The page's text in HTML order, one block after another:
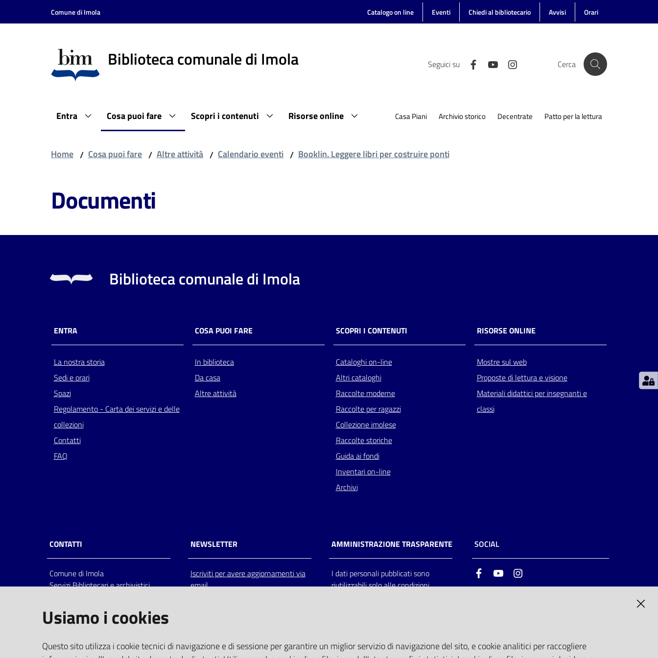
Vai al contenuto
Vai alla navigazione
Comune di Imola Catalogo on line Eventi Chiedi al bibliotecario Avvisi Orari
Biblioteca comunale di Imola Seguici su Cerca
Entra Cosa puoi fare Scopri i contenuti Risorse online Casa Piani Archivio storico Decentrate Patto per la lettura
Home / Cosa puoi fare / Altre attività / Calendario eventi / Booklin. Leggere libri per costruire ponti
Documenti
Biblioteca comunale di Imola
ENTRA
La nostra storia
Sedi e orari
Spazi
Regolamento - Carta dei servizi e delle
collezioni
Contatti
FAQ
COSA PUOI FARE
In biblioteca
Da casa
Altre attività
SCOPRI I CONTENUTI
Cataloghi on-line
Altri cataloghi
Raccolte moderne
Raccolte per ragazzi
Collezione imolese
Raccolte storiche
Guida ai fondi
Inventari on-line
Archivi
RISORSE ONLINE
Mostre sul web
Proposte di lettura e visione
Materiali didattici per insegnanti e
classi
CONTATTI
Comune di Imola
Servizi Bibliotecari e archivistici
Italia
centralino: tel 0542.6026.36 fax
bim@comune.imola.bo.it
PEC
NEWSLETTER
Iscriviti per avere aggiornamenti via
email
AMMINISTRAZIONE TRASPARENTE
I dati personali pubblicati sono
riutilizzabili solo alle condizioni
SOCIAL
FacebookYoutube
Usiamo i cookies
Questo sito utilizza i cookie tecnici di navigazione e di sessione per garantire un miglior servizio di navigazione del sito, e cookie analitici per raccogliere